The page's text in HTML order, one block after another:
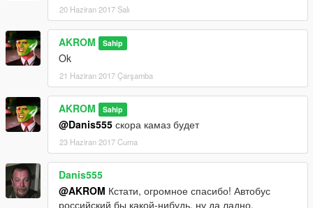
20 Haziran 2017 Salı
AKROM Sahip
Ok
21 Haziran 2017 Çarşamba
AKROM Sahip
@Danis555 скора камаз будет
23 Haziran 2017 Cuma
Danis555
@AKROM Кстати, огромное спасибо! Автобус
российский бы какой-нибудь, ну да ладно.